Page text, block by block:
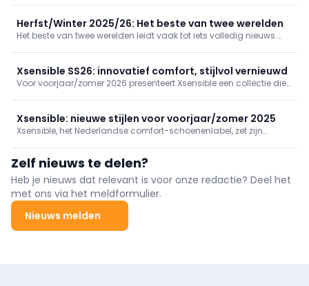
uitstraling. Van sportieve sneakers tot zomerse instappers en
sandalen staat veelzijdigheid centraal.
Herfst/Winter 2025/26: Het beste van twee werelden
Het beste van twee werelden leidt vaak tot iets volledig nieuws.
hand met draagbaarheid en moderniteit.
Xsensible SS26: innovatief comfort, stijlvol vernieuwd
Voor voorjaar/zomer 2026 presenteert Xsensible een collectie die
materialen vormen opnieuw de basis van een veelzijdig aanbod,
geschikt voor elk moment.
Xsensible: nieuwe stijlen voor voorjaar/zomer 2025
Xsensible, het Nederlandse comfort-schoenenlabel, zet zijn
functionaliteit.
Zelf nieuws te delen?
Heb je nieuws dat relevant is voor onze redactie? Deel het
met ons via het meldformulier.
Nieuws melden